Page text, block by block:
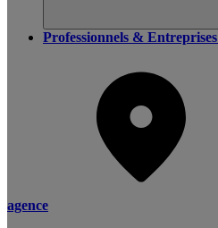
Professionnels & Entreprises
agence